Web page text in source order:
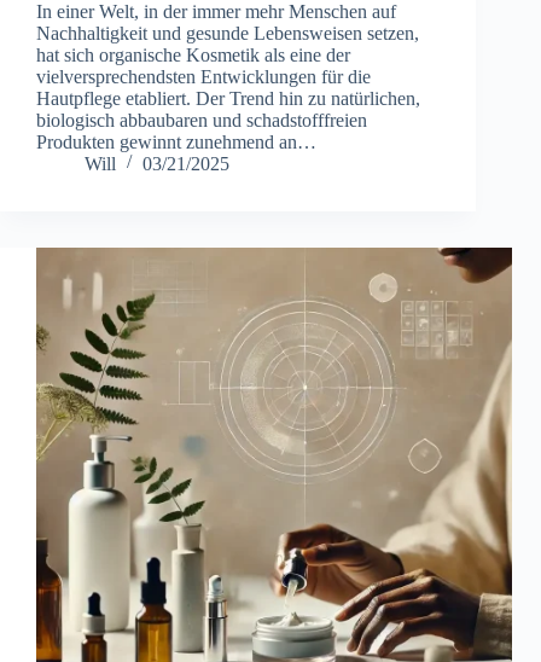
In einer Welt, in der immer mehr Menschen auf
Nachhaltigkeit und gesunde Lebensweisen setzen,
hat sich organische Kosmetik als eine der
vielversprechendsten Entwicklungen für die
Hautpflege etabliert. Der Trend hin zu natürlichen,
biologisch abbaubaren und schadstofffreien
Produkten gewinnt zunehmend an…
Will
03/21/2025